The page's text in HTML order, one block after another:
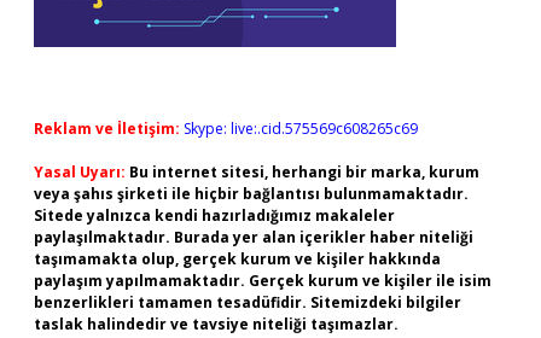
Reklam ve İletişim: Skype: live:.cid.575569c608265c69
Yasal Uyarı: Bu internet sitesi, herhangi bir marka, kurum
veya şahıs şirketi ile hiçbir bağlantısı bulunmamaktadır.
Sitede yalnızca kendi hazırladığımız makaleler
paylaşılmaktadır. Burada yer alan içerikler haber niteliği
taşımamakta olup, gerçek kurum ve kişiler hakkında
paylaşım yapılmamaktadır. Gerçek kurum ve kişiler ile isim
benzerlikleri tamamen tesadüfidir. Sitemizdeki bilgiler
taslak halindedir ve tavsiye niteliği taşımazlar.